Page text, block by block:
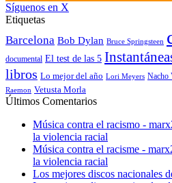
Síguenos en X
Etiquetas
Barcelona Bob Dylan Bruce Springsteen
documental El test de las 5
libros Lo mejor del año Lori Meyers Nacho
Raemon Vetusta Morla
Últimos Comentarios
Música contra el racismo -
la violencia racial
Música contra el racisme -
la violencia racial
Los mejores discos nacionales